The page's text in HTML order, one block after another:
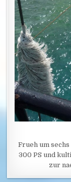
Frueh um
300 PS und
zur